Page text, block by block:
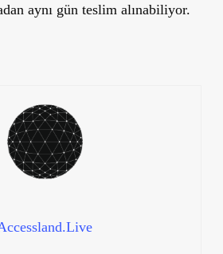
aynı gün teslim alınabiliyor.